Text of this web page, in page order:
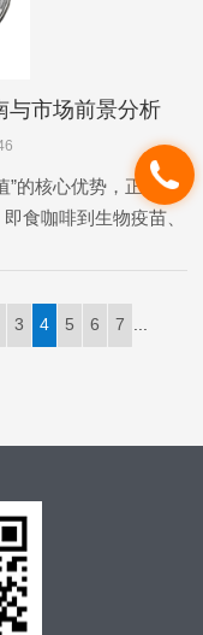
与市场前景分析
”的核心优势，正从实
食咖啡到生物疫苗、
3 4 5 6 7